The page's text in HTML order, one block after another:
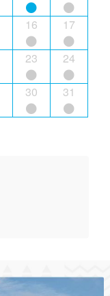
16 17
23 24
30 31